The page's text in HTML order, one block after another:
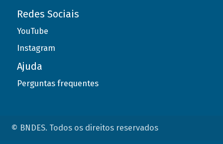
Redes Sociais
YouTube
Instagram
Ajuda
Perguntas frequentes
© BNDES. Todos os direitos reservados